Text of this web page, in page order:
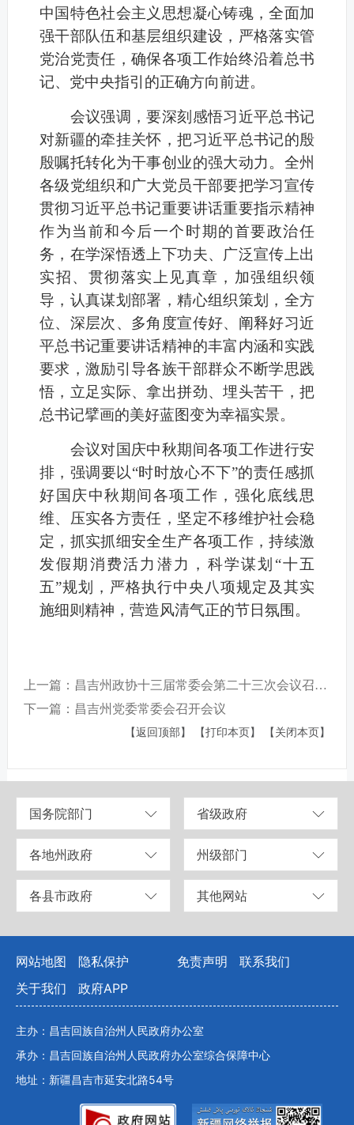
中国特色社会主义思想凝心铸魂，全面加
强干部队伍和基层组织建设，严格落实管
党治党责任，确保各项工作始终沿着总书
记、党中央指引的正确方向前进。
会议强调，要深刻感悟习近平总书记
对新疆的牵挂关怀，把习近平总书记的殷
殷嘱托转化为干事创业的强大动力。全州
各级党组织和广大党员干部要把学习宣传
贯彻习近平总书记重要讲话重要指示精神
作为当前和今后一个时期的首要政治任
务，在学深悟透上下功夫、广泛宣传上出
实招、贯彻落实上见真章，加强组织领
导，认真谋划部署，精心组织策划，全方
位、深层次、多角度宣传好、阐释好习近
平总书记重要讲话精神的丰富内涵和实践
要求，激励引导各族干部群众不断学思践
悟，立足实际、拿出拼劲、埋头苦干，把
总书记擘画的美好蓝图变为幸福实景。
会议对国庆中秋期间各项工作进行安
排，强调要以“时时放心不下”的责任感抓
好国庆中秋期间各项工作，强化底线思
维、压实各方责任，坚定不移维护社会稳
定，抓实抓细安全生产各项工作，持续激
发假期消费活力潜力，科学谋划“十五
五”规划，严格执行中央八项规定及其实
施细则精神，营造风清气正的节日氛围。
上一篇：昌吉州政协十三届常委会第二十三次会议召开 围绕推进城市更新行动协商议政
下一篇：昌吉州党委常委会召开会议
【返回顶部】 【打印本页】 【关闭本页】
国务院部门 省级政府
各地州政府 州级部门
各县市政府 其他网站
网站地图 隐私保护 免责声明
联系我们
关于我们
政府APP
主办：昌吉回族自治州人民政府办公室
承办：昌吉回族自治州人民政府办公室综合保障中心
地址：新疆昌吉市延安北路54号